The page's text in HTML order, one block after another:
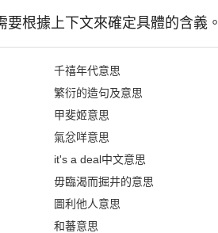
根據上下文來確定具體的含義。
千禧年代意思
繁衍的造句及意思
甲斐姬意思
氣忿咩意思
it's a deal中文意思
毋臨渴而掘井的意思
圖利他人意思
和蕃意思